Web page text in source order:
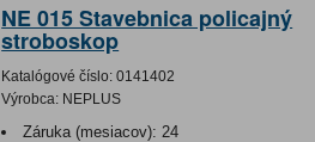
NE 015 Stavebnica policajný
stroboskop
Katalógové číslo: 0141402
Výrobca: NEPLUS
Záruka (mesiacov): 24